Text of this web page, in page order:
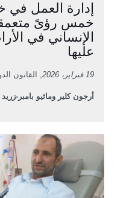
إدارة العمل
خمس رؤىً
الإنساني في
عليها
19 فبراير، 2026 , القانون
أرجون كلير وماثيو بامبر-زريد